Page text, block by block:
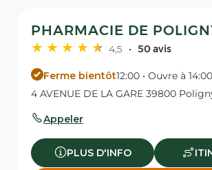
PHARMACIE DE
4,5 50 avis
Ferme bientôt12:00 • Ouvre à 14:00
4 AVENUE DE LA GARE 39800
Appeler
PLUS D'INFO